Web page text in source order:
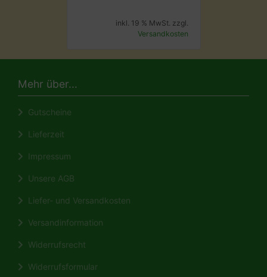
inkl. 19 % MwSt. zzgl.
Versandkosten
Mehr über...
Gutscheine
Lieferzeit
Impressum
Unsere AGB
Liefer- und Versandkosten
Versandinformation
Widerrufsrecht
Widerrufsformular